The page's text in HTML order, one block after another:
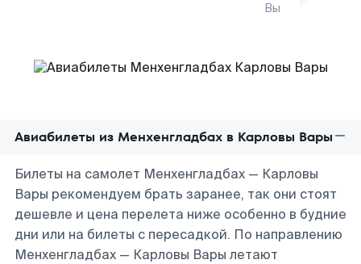
Вы
Авиабилеты из Менхенгладбах в Карловы Вары
Билеты на самолет Менхенгладбах — Карловы
Вары рекомендуем брать заранее, так они стоят
дешевле и цена перелета ниже особенно в будние
дни или на билеты с пересадкой. По направлению
Менхенгладбах — Карловы Вары летают